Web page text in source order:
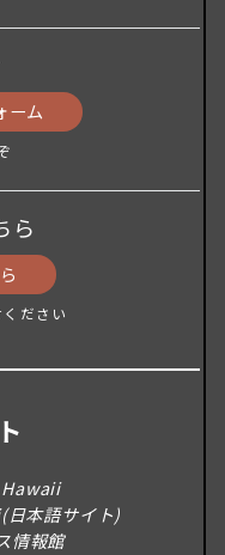
ーム
ら
ださい
本語サイト)
情報館